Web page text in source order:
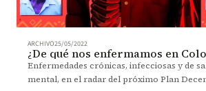
ARCHIVO25/05/2022
¿De qué nos enfermamos en
Enfermedades crónicas, infecciosas y de
mental, en el radar del próximo Plan